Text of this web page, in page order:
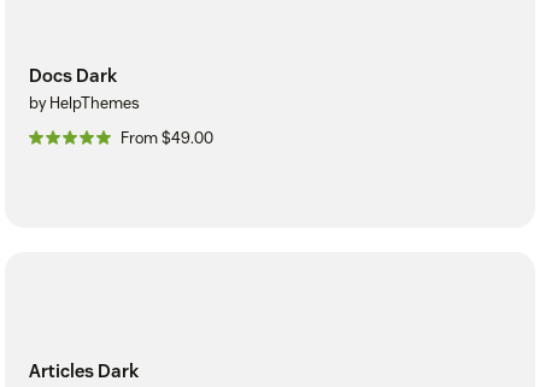
Docs Dark
by HelpThemes
From $49.00
Articles Dark